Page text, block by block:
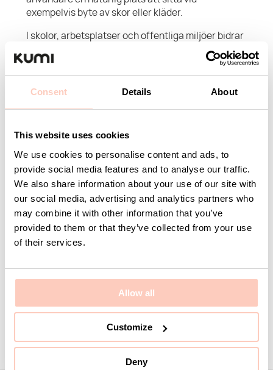
Consent Details About
This website uses cookies
We use cookies to personalise content and ads, to
provide social media features and to analyse our traffic.
We also share information about your use of our site with
our social media, advertising and analytics partners who
may combine it with other information that you’ve
provided to them or that they’ve collected from your use
of their services.
Allow all
Customize
Deny
exempelvis byte av skor eller kläder.
I skolor, arbetsplatser och offentliga miljöer bidrar
sittbänkar till ett bättre flöde genom att samla
funktioner på en och samma plats. Fristående eller
väggmonterade lösningar gör det möjligt att
anpassa rummet efter behov, samtidigt som de
miljöer med högt slitage. De robusta materialen
ger lång hållbarhet, medan den enkla och
genomtänkta konstruktionen gör dem lätta att
använda och underhålla. För en mer komplett
lösning kan sittbänkarna med fördel kombineras
kapprumsinredning, vilket skapar en
sammanhängande och funktionell helhet.
skapa ordning, förbättra flöden och samtidigt